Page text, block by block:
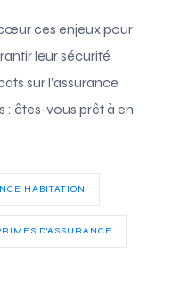
ces enjeux pour
leur sécurité
sur l’assurance
: êtes-vous prêt à en
HABITATION
D'ASSURANCE